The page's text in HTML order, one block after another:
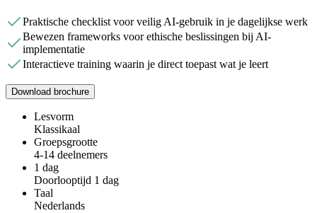
Praktische checklist voor veilig AI-gebruik in je dagelijkse werk
Bewezen frameworks voor ethische beslissingen bij AI-
implementatie
Interactieve training waarin je direct toepast wat je leert
Download brochure
Lesvorm
Klassikaal
Groepsgrootte
4-14 deelnemers
1 dag
Doorlooptijd 1 dag
Taal
Nederlands